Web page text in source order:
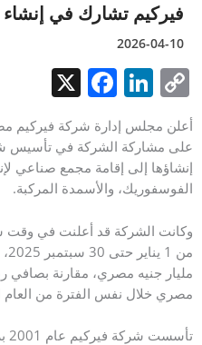
تشارك في إنشاء مجمع
Li
n
k
e
dI
n
F
a
c
e
b
o
o
k
X
شركة فيركيم مصر للأسمدة
الشركة في تأسيس شركة
إقامة مجمع صناعي لإنتاج حمض
والأسمدة المركبة.
قد أعلنت في وقت سابق عن
نفس الفترة من العام السابق.